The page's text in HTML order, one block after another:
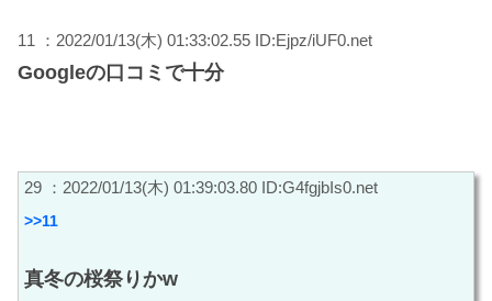
11 ：2022/01/13(木) 01:33:02.55 ID:Ejpz/iUF0.net
Googleの口コミで十分
29 ：2022/01/13(木) 01:39:03.80 ID:G4fgjbIs0.net
>>11
真冬の桜祭りかw